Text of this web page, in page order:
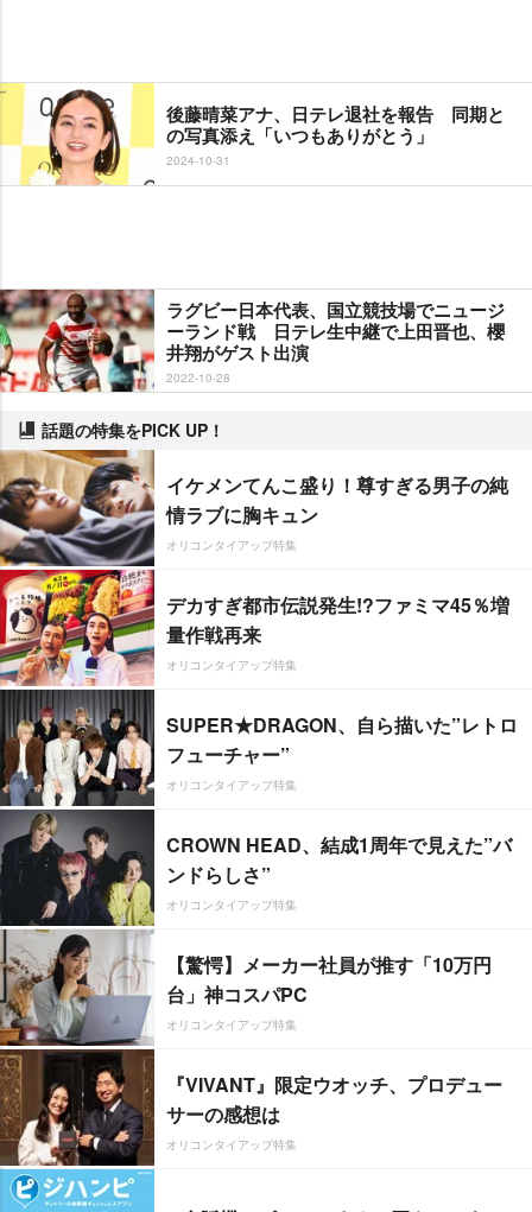
後藤晴菜アナ、日テレ退社を報告 同期と
の写真添え「いつもありがとう」
2024-10-31
ラグビー日本代表、国立競技場でニュージ
ーランド戦 日テレ生中継で上田晋也、櫻
井翔がゲスト出演
2022-10-28
話題の特集をPICK UP！
イケメンてんこ盛り！尊すぎる男子の純
情ラブに胸キュン
オリコンタイアップ特集
デカすぎ都市伝説発生!?ファミマ45％増
量作戦再来
オリコンタイアップ特集
SUPER★DRAGON、自ら描いた”レトロ
フューチャー”
オリコンタイアップ特集
CROWN HEAD、結成1周年で見えた”バ
ンドらしさ”
オリコンタイアップ特集
【驚愕】メーカー社員が推す「10万円
台」神コスパPC
オリコンタイアップ特集
『VIVANT』限定ウオッチ、プロデュー
サーの感想は
オリコンタイアップ特集